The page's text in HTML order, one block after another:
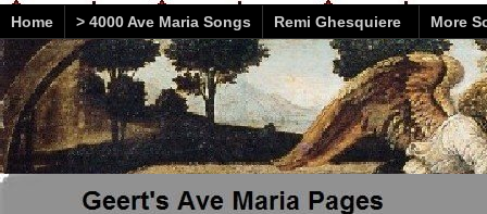
Home > 4000 Ave Maria Songs Remi Ghesquiere More